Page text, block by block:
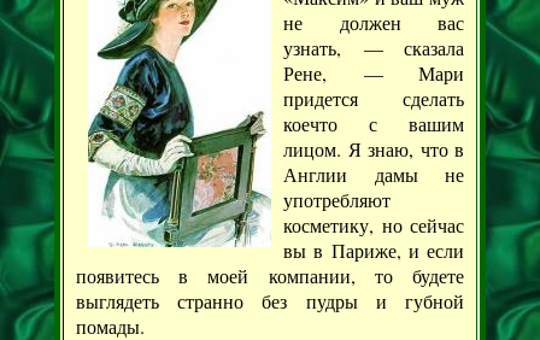
не должен вас
узнать, — сказала
Рене, — Мари
придется сделать
коечто с вашим
лицом. Я знаю, что в
Англии дамы не
употребляют
косметику, но сейчас
вы в Париже, и если
появитесь в моей компании, то будете
выглядеть странно без пудры и губной
помады.